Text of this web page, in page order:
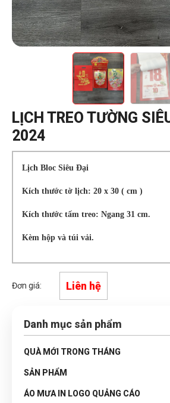
LỊCH TREO TƯỜNG
2024
Lịch Bloc Siêu Đại
Kích thước tờ lịch: 20 x 30 ( cm )
Kích thước tấm treo: Ngang 31 cm.
Kèm hộp và túi vải.
Đơn giá: Liên hệ
Danh mục sản phẩm
QUÀ MỚI TRONG THÁNG
SẢN PHẨM
ÁO MƯA IN LOGO QUẢNG CÁO